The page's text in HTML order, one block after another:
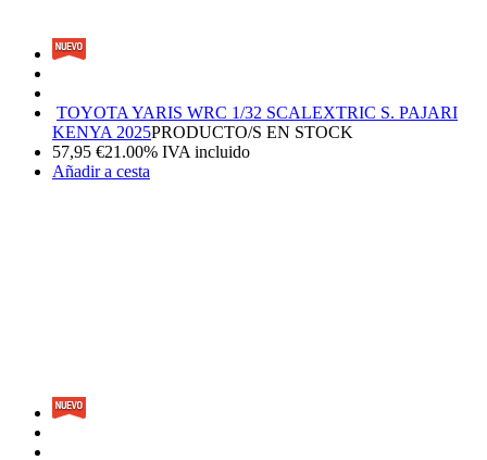
TOYOTA YARIS WRC 1/32 SCALEXTRIC S. PAJARI
KENYA 2025PRODUCTO/S EN STOCK
57,95 €21.00% IVA incluido
Añadir a cesta